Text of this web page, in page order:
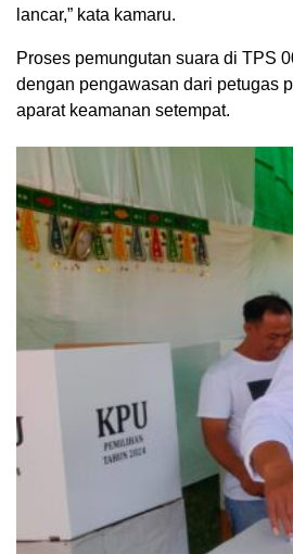
lancar,” kata kamaru.
Proses pemungutan suara di TPS
dengan pengawasan dari petugas
aparat keamanan setempat.